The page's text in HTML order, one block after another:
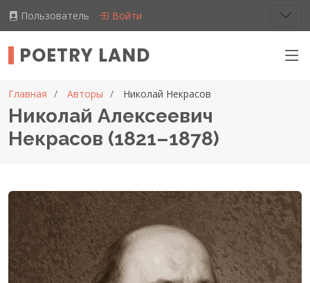
Пользователь Войти
POETRY LAND
Главная Авторы Николай Некрасов
Николай Алексеевич
Некрасов (1821–1878)